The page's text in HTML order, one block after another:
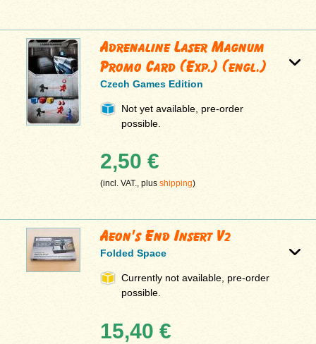
Adrenaline Laser Magnum
Promo Card (Exp.) (engl.)
Czech Games Edition
Not yet available, pre-order
possible.
2,50 €
(incl. VAT., plusshipping)
Aeon's End Insert V2
Folded Space
Currently not available, pre-order
possible.
15,40 €